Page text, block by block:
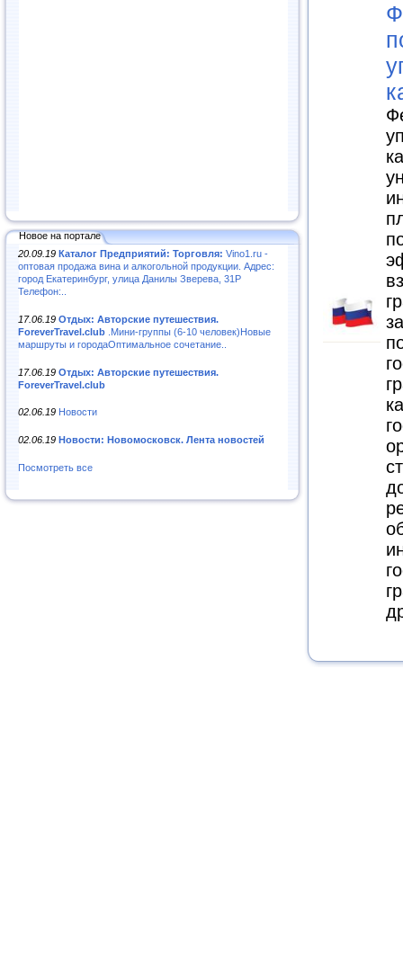
Новое на портале
20.09.19 Каталог Предприятий: Торговля: Vino1.ru -
оптовая продажа вина и алкогольной продукции. Адрес:
город Екатеринбург, улица Данилы Зверева, 31Р
Телефон:..
17.06.19 Отдых: Авторские путешествия.
ForeverTravel.club .Мини-группы (6-10 человек)Новые
маршруты и городаОптимальное сочетание..
17.06.19 Отдых: Авторские путешествия.
ForeverTravel.club
02.06.19 Новости
02.06.19 Новости: Новомосковск. Лента новостей
Посмотреть все